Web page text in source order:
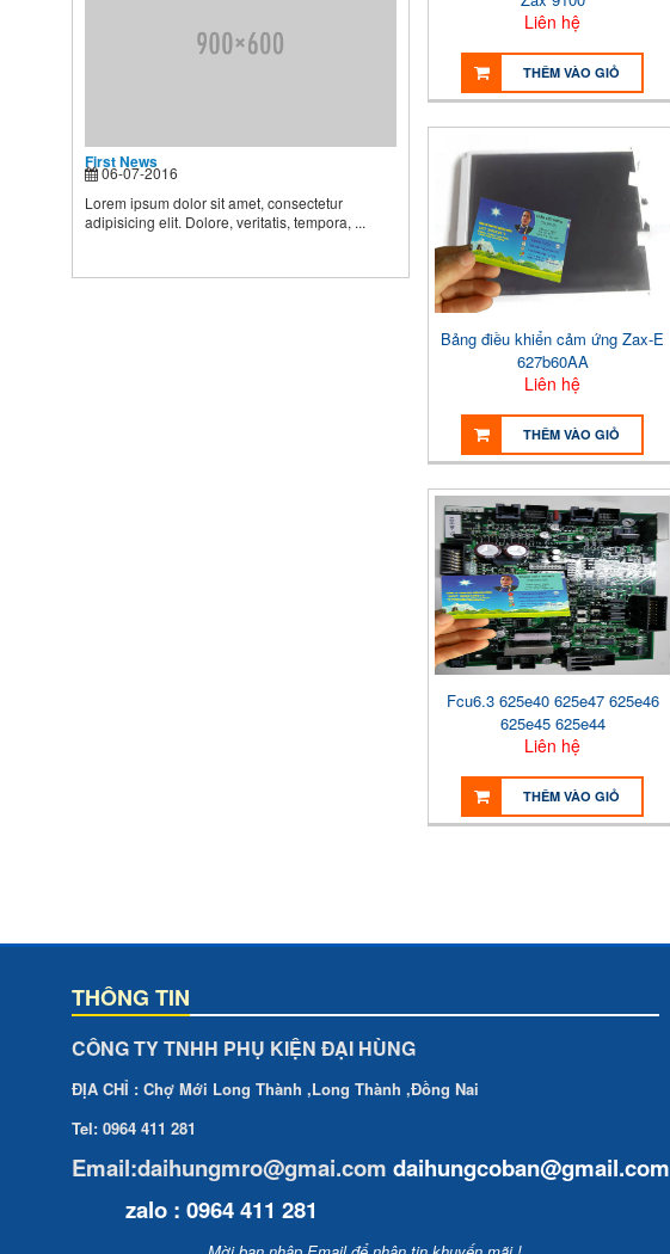
First News
06-07-2016
Lorem ipsum dolor sit amet, consectetur
adipisicing elit. Dolore, veritatis, tempora, ...
Liên hệ
THÊM VÀO GIỎ
Bảng điều khiển cảm ứng Zax-E
627b60AA
Liên hệ
THÊM VÀO GIỎ
Fcu6.3 625e40 625e47 625e46
625e45 625e44
Liên hệ
THÊM VÀO GIỎ
THÔNG TIN
CÔNG TY TNHH PHỤ KIỆN ĐẠI HÙNG
ĐỊA CHỈ : Chợ Mới Long Thành ,Long Thành ,Đồng Nai
Tel: 0964 411 281
Email:daihungmro@gmai.com daihungcoban@gmail.com
zalo : 0964 411 281